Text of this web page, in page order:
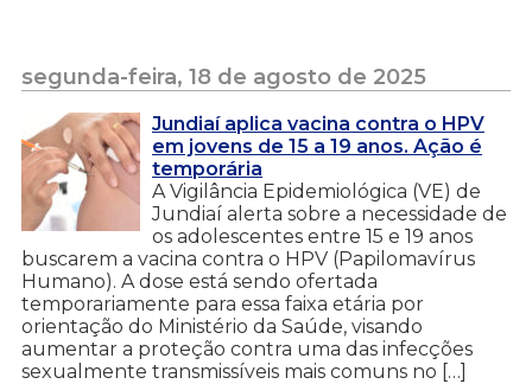
segunda-feira, 18 de agosto de 2025
Jundiaí aplica vacina contra o HPV
em jovens de 15 a 19 anos. Ação é
temporária
A Vigilância Epidemiológica (VE) de
Jundiaí alerta sobre a necessidade de
os adolescentes entre 15 e 19 anos
buscarem a vacina contra o HPV (Papilomavírus
Humano). A dose está sendo ofertada
temporariamente para essa faixa etária por
orientação do Ministério da Saúde, visando
aumentar a proteção contra uma das infecções
sexualmente transmissíveis mais comuns no […]